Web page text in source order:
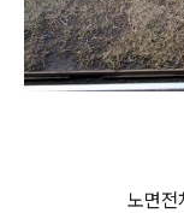
노면전